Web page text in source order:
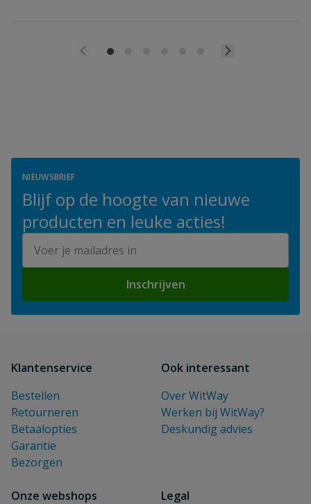
NIEUWSBRIEF
Blijf op de hoogte van nieuwe
producten en leuke acties!
Inschrijven
Klantenservice
Bestellen
Retourneren
Betaalopties
Garantie
Bezorgen
Ook interessant
Over WitWay
Werken bij WitWay?
Deskundig advies
Onze webshops
Legal